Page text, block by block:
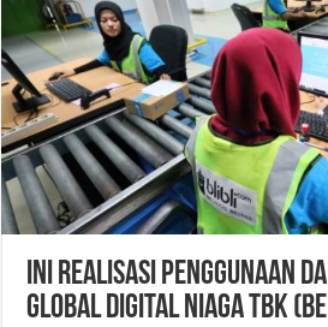
Ini Realisasi Penggunaan
Global Digital Niaga Tbk